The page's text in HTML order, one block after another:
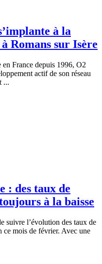
à la
Romans sur Isère
France depuis 1996, O2
actif de son réseau
...
: des taux de
à la baisse
suivre l’évolution des taux de
ce mois de février. Avec une